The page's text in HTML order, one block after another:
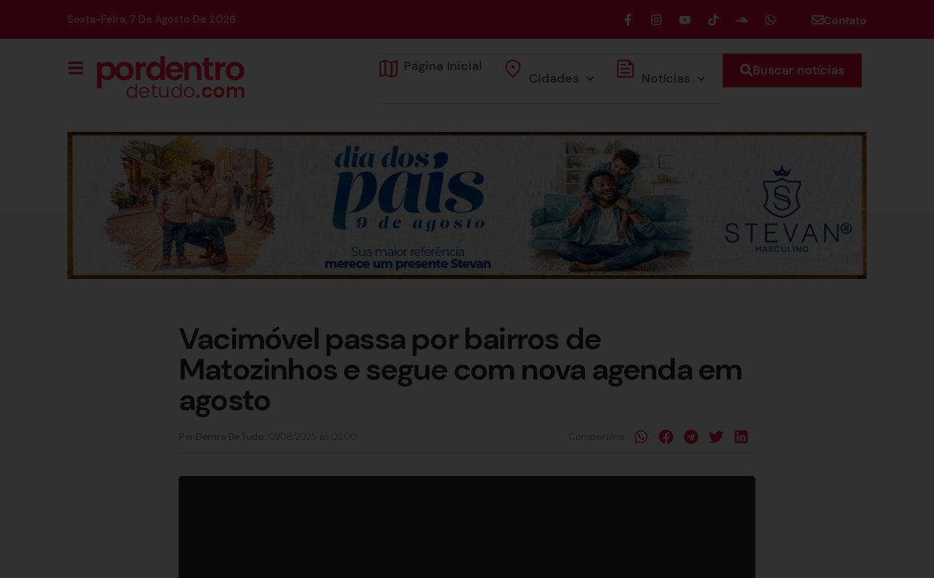
Sexta-Feira, 7 De Agosto De 2026 Contato
Página Inicial
Cidades Notícias Buscar notícias
Vacimóvel passa por bairros de
Matozinhos e segue com nova agenda em
agosto